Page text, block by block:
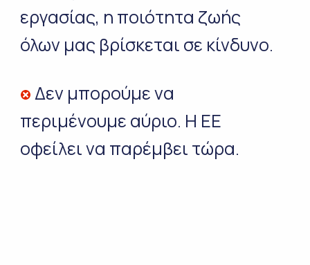
εργασίας, η ποιότητα ζωής
όλων μας βρίσκεται σε κίνδυνο.
Δεν μπορούμε να
περιμένουμε αύριο. Η ΕΕ
οφείλει να παρέμβει τώρα.